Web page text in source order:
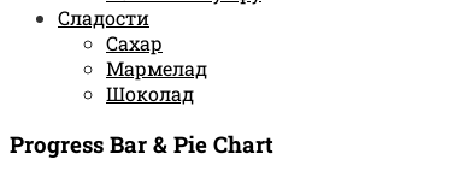
Сладости
Сахар
Мармелад
Шоколад
Progress Bar & Pie Chart